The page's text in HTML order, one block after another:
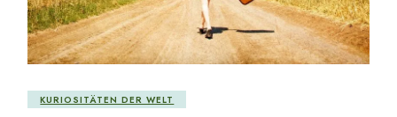
KURIOSITÄTEN DER WELT